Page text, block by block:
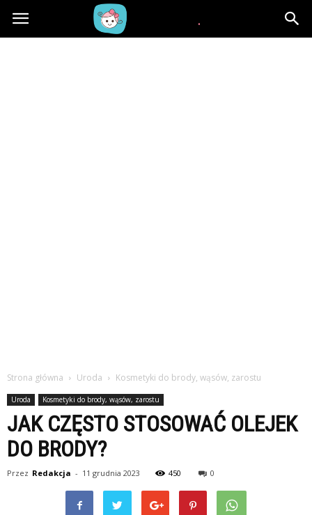
Beblaki.pl
Strona główna Uroda Kosmetyki do brody, wąsów, zarostu
Uroda Kosmetyki do brody, wąsów, zarostu
JAK CZĘSTO STOSOWAĆ OLEJEK
DO BRODY?
Przez Redakcja - 11 grudnia 2023 450 0